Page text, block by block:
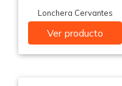
Lonchera Cervantes
Ver producto